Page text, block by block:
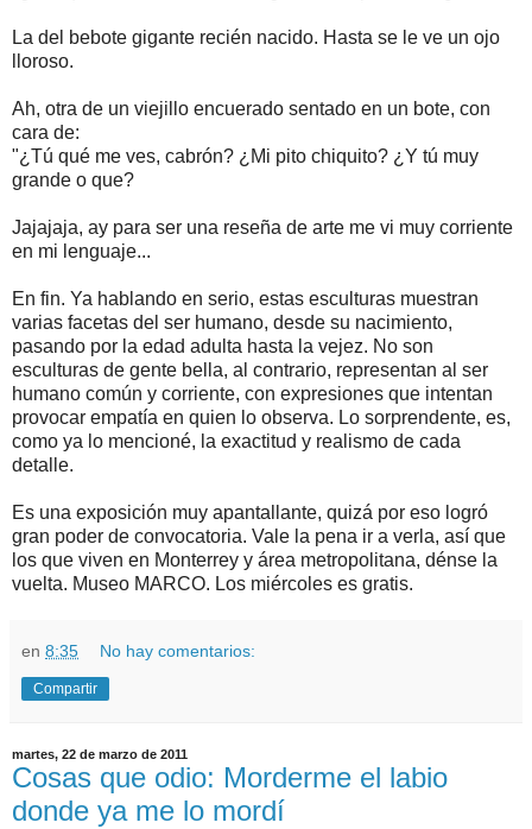
La del bebote gigante recién nacido. Hasta se le ve un ojo
lloroso.
Ah, otra de un viejillo encuerado sentado en un bote, con
cara de:
"¿Tú qué me ves, cabrón? ¿Mi pito chiquito? ¿Y tú muy
grande o que?
Jajajaja, ay para ser una reseña de arte me vi muy corriente
en mi lenguaje...
En fin. Ya hablando en serio, estas esculturas muestran
varias facetas del ser humano, desde su nacimiento,
pasando por la edad adulta hasta la vejez. No son
esculturas de gente bella, al contrario, representan al ser
humano común y corriente, con expresiones que intentan
provocar empatía en quien lo observa. Lo sorprendente, es,
como ya lo mencioné, la exactitud y realismo de cada
detalle.
Es una exposición muy apantallante, quizá por eso logró
gran poder de convocatoria. Vale la pena ir a verla, así que
los que viven en Monterrey y área metropolitana, dénse la
vuelta. Museo MARCO. Los miércoles es gratis.
en 8:35 No hay comentarios:
Compartir
martes, 22 de marzo de 2011
Cosas que odio: Morderme el labio
donde ya me lo mordí